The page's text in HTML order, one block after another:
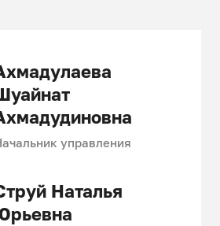
управления
Наталья